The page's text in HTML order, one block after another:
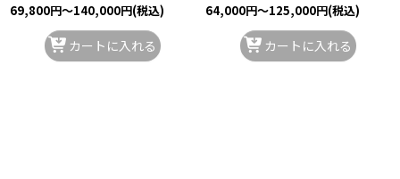
69,800円～140,000円(税込)
カートに入れる
64,000円～125,000円(税込)
カートに入れる